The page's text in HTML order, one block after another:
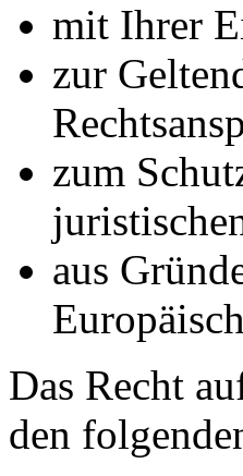
mit Ihrer
zur
zum
aus
Das Recht
den